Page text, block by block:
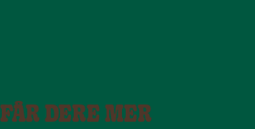
DERE MER